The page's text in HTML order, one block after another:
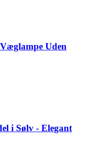
Uden
i Sølv - Elegant